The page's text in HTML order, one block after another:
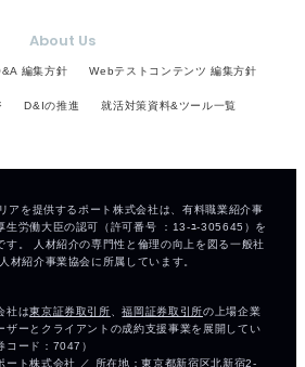
About Us
編集方針 Webテストコンテンツ 編集方針
D&Iの推進 就活対策資料&ツール一覧